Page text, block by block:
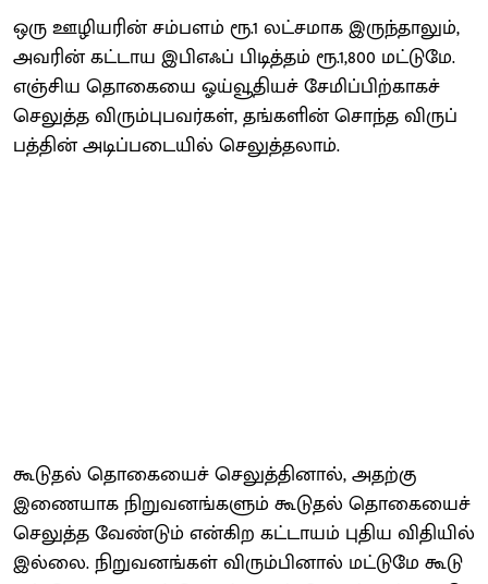
ஒரு ஊழியரின் சம்​பளம் ரூ.1 லட்​ச​மாக இருந்​தா​லும்,
அவரின் கட்​டாய இபிஎஃப் பிடித்​தம் ரூ.1,800 மட்​டுமே.
எஞ்​சிய தொகையை ஓய்​வூ​தி​யச் சேமிப்​பிற்​காகச்
செலுத்த விரும்​புபவர்​கள், தங்​களின் சொந்த விருப்​
பத்​தின் அடிப்​படை​யில் செலுத்​தலாம்.
கூடு​தல் தொகை​யைச் செலுத்​தி​னால், அதற்கு
இணை​யாக நிறு​வனங்​களும் கூடு​தல் தொகை​யைச்
செலுத்த வேண்​டும் என்​கிற கட்​டா​யம் புதிய விதி​யில்
இல்​லை. நிறு​வனங்​கள் விரும்​பி​னால் மட்​டுமே கூடு​